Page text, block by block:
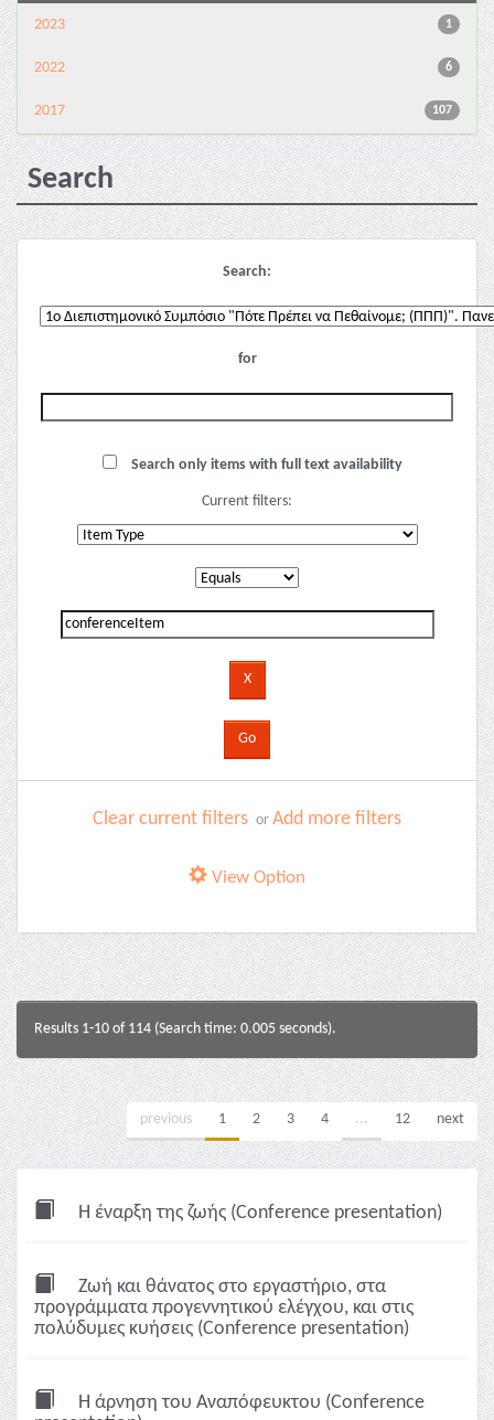
1
2023
6
2022
107
2017
Search
Search:
for
Search only items with full text availability
Current filters:
Clear current filters or Add more filters
View Option
Results 1-10 of 114 (Search time: 0.005 seconds).
previous 1 2 3 4 ... 12 next
Η έναρξη της ζωής (Conference presentation)
Ζωή και θάνατος στο εργαστήριο, στα
προγράμματα προγεννητικού ελέγχου, και στις
πολύδυμες κυήσεις (Conference presentation)
Η άρνηση του Αναπόφευκτου (Conference